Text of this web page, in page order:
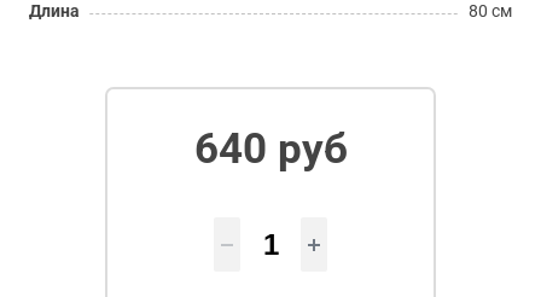
Длина 80 см
640 руб